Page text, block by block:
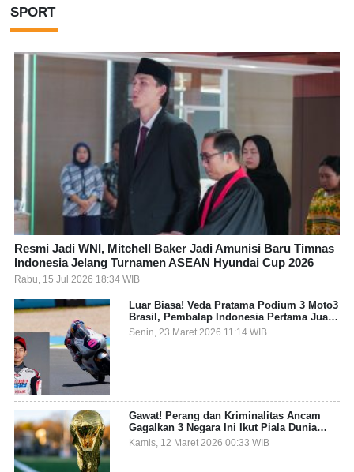
SPORT
Resmi Jadi WNI, Mitchell Baker Jadi Amunisi Baru Timnas
Indonesia Jelang Turnamen ASEAN Hyundai Cup 2026
Rabu, 15 Jul 2026 18:34 WIB
Luar Biasa! Veda Pratama Podium 3 Moto3
Brasil, Pembalap Indonesia Pertama Juara
Grand Prix
Senin, 23 Maret 2026 11:14 WIB
Gawat! Perang dan Kriminalitas Ancam
Gagalkan 3 Negara Ini Ikut Piala Dunia
2026
Kamis, 12 Maret 2026 00:33 WIB